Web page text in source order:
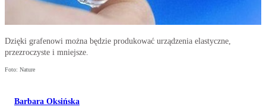
Dzięki grafenowi można będzie produkować urządzenia elastyczne,
przezroczyste i mniejsze.
Foto: Nature
Barbara Oksińska